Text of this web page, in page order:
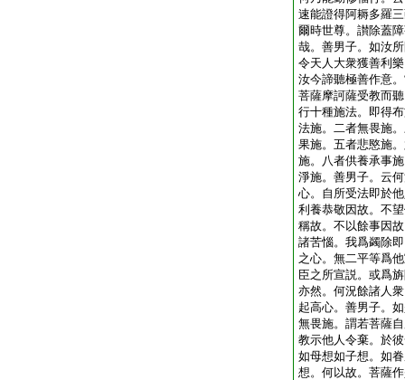
速能證得阿耨多羅
爾時世尊。讃除蓋
哉。善男子。如汝
令天人大衆獲善利
汝今諦聽極善作意
菩薩摩訶薩受教而
行十種施法。即得
法施。二者無畏施
果施。五者悲愍施
施。八者供養承事
淨施。善男子。云
心。自所受法即於
利養恭敬因故。不
稱故。不以餘事因
諸苦惱。我爲蠲除
之心。無二平等爲
臣之所宣説。或爲
亦然。何況餘諸人
起高心。善男子。
無畏施。謂若菩薩
教示他人令棄。於
如母想如子想。如
想。何以故。菩薩